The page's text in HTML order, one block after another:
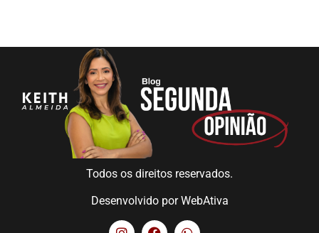
Todos os direitos reservados.
Desenvolvido porWebAtiva